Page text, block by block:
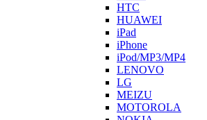
HTC
HUAWEI
iPad
iPhone
iPod/MP3/MP4
LENOVO
LG
MEIZU
MOTOROLA